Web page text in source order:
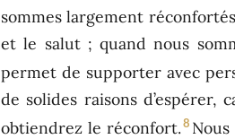
sommes largement
et le salut ; quand nous
permet de supporter avec
de solides raisons d’espérer,
obtiendrez le réconfort.8